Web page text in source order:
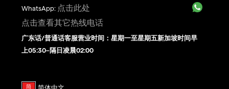
WhatsApp: 点击此处
点击查看其它热线电话
广东话/普通话客服营业时间：星期一至星期五新加坡时间早
上05:30–隔日凌晨02:00